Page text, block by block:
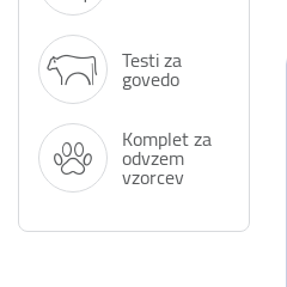
Testi za
govedo
Komplet za
odvzem
vzorcev